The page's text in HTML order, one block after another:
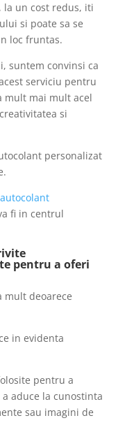
un cost redus, iti
si poate sa se
loc fruntas.
suntem convinsi ca
serviciu pentru
mult mai mult acel
si
personalizat
autocolant
fi in centrul
pentru a oferi
mult deoarece
in evidenta
pentru a
aduce la cunostinta
sau imagini de